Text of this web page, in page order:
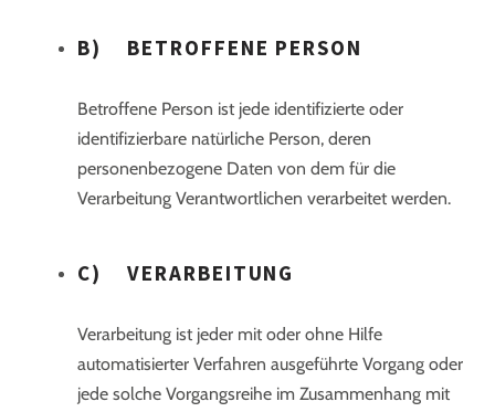
B) BETROFFENE PERSON
Betroffene Person ist jede identifizierte oder
identifizierbare natürliche Person, deren
personenbezogene Daten von dem für die
Verarbeitung Verantwortlichen verarbeitet werden.
C) VERARBEITUNG
Verarbeitung ist jeder mit oder ohne Hilfe
automatisierter Verfahren ausgeführte Vorgang oder
jede solche Vorgangsreihe im Zusammenhang mit